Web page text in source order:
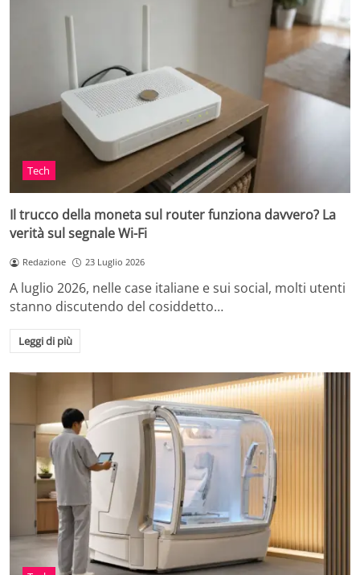
Tech
Il trucco della moneta sul router funziona davvero? La
verità sul segnale Wi-Fi
Redazione 23 Luglio 2026
A luglio 2026, nelle case italiane e sui social, molti utenti
stanno discutendo del cosiddetto…
Leggi di più